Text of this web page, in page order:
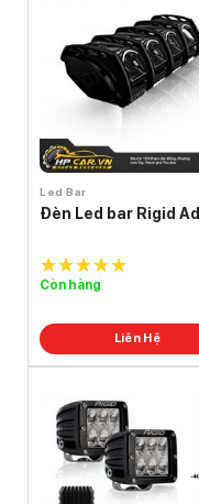
Led Bar
Đèn Led bar Rigid
5.0out of
Còn hàng
Liên Hệ